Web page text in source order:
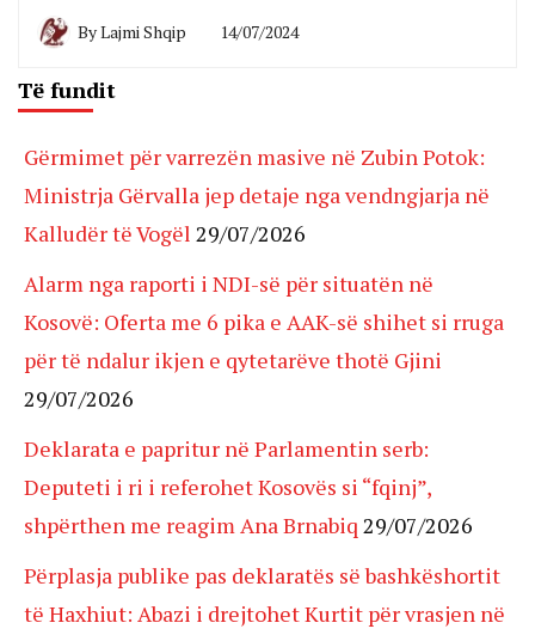
ByLajmi Shqip 14/07/2024
Të fundit
Gërmimet për varrezën masive në Zubin Potok:
Ministrja Gërvalla jep detaje nga vendngjarja në
Kalludër të Vogël 29/07/2026
Alarm nga raporti i NDI-së për situatën në
Kosovë: Oferta me 6 pika e AAK-së shihet si rruga
për të ndalur ikjen e qytetarëve thotë Gjini
29/07/2026
Deklarata e papritur në Parlamentin serb:
Deputeti i ri i referohet Kosovës si “fqinj”,
shpërthen me reagim Ana Brnabiq 29/07/2026
Përplasja publike pas deklaratës së bashkëshortit
të Haxhiut: Abazi i drejtohet Kurtit për vrasjen në